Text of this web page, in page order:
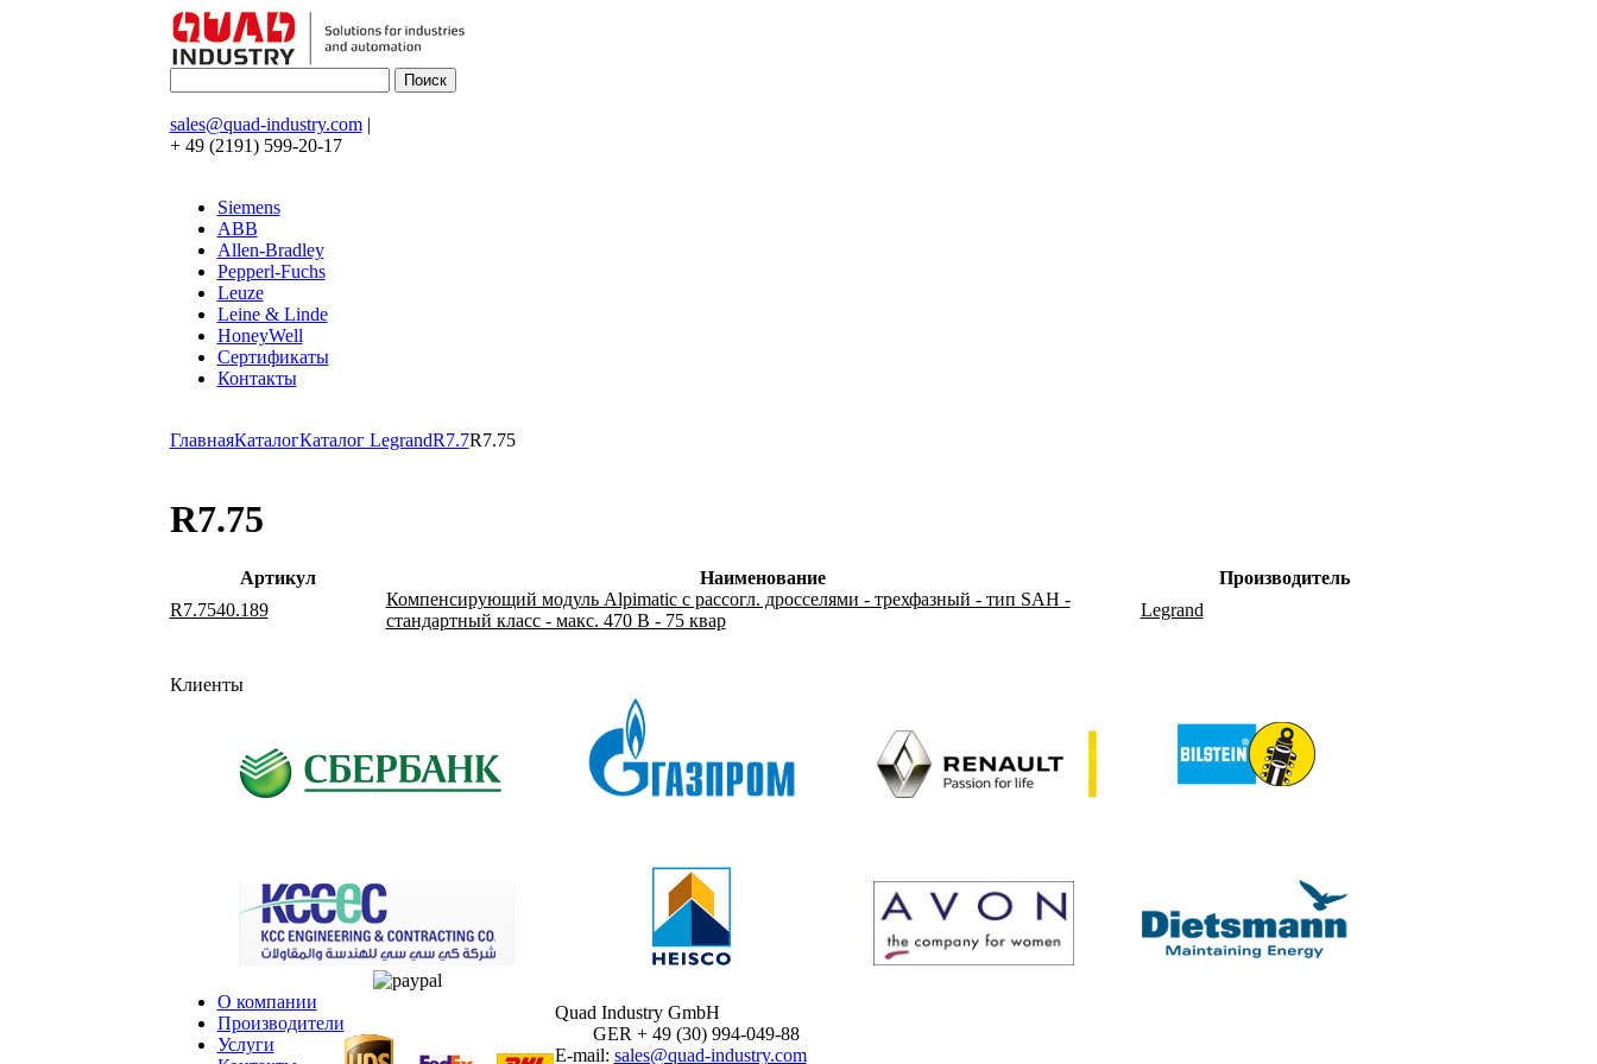
sales@quad-industry.com|
+ 49 (2191) 599-20-17
Siemens
ABB
Allen-Bradley
Pepperl-Fuchs
Leuze
Leine & Linde
HoneyWell
Сертификаты
Контакты
ГлавнаяКаталогКаталог LegrandR7.7R7.75
R7.75
Артикул Наименование
Производитель
R7.7540.189
Компенсирующий модуль Alpimatic с рассогл. дросселями - трехфазный - тип SAН -
стандартный класс - макс. 470 В - 75 квар
Legrand
Клиенты
О компании
Производители
Услуги
Quad Industry GmbH
GER + 49 (30) 994-049-88
E-mail: sales@quad-industry.com